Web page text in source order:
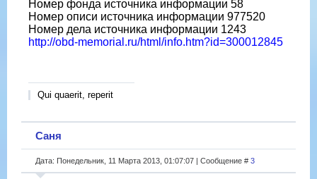
Номер фонда источника информации 58
Номер описи источника информации 977520
Номер дела источника информации 1243
http://obd-memorial.ru/html/info.htm?id=300012845
Qui quaerit, reperit
Саня
Дата: Понедельник, 11 Марта 2013, 01:07:07 | Сообщение # 3